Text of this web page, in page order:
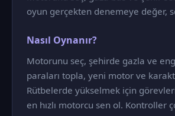
oyun gerçekten denemeye değer,
Nasıl Oynanır?
Motorunu seç, şehirde gazla ve
paraları topla, yeni motor ve
Rütbelerde yükselmek için
en hızlı motorcu sen ol. Kontroller